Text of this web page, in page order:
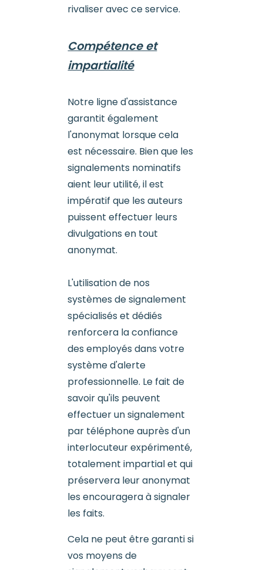
rivaliser avec ce service.
Compétence et
impartialité
Notre ligne d'assistance
garantit également
l'anonymat lorsque cela
est nécessaire. Bien que les
signalements nominatifs
aient leur utilité, il est
impératif que les auteurs
puissent effectuer leurs
divulgations en tout
anonymat.
L'utilisation de nos
systèmes de signalement
spécialisés et dédiés
renforcera la confiance
des employés dans votre
système d'alerte
professionnelle. Le fait de
savoir qu'ils peuvent
effectuer un signalement
par téléphone auprès d'un
interlocuteur expérimenté,
totalement impartial et qui
préservera leur anonymat
les encouragera à signaler
les faits.
Cela ne peut être garanti si
vos moyens de